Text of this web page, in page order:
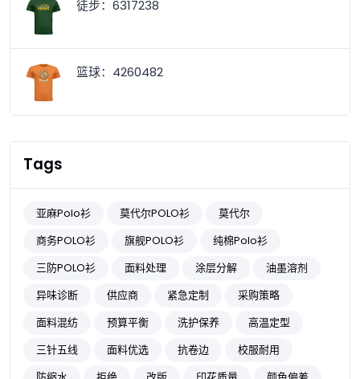
徒步：6317238
篮球：4260482
Tags
亚麻Polo衫 莫代尔POLO衫
莫代尔
商务POLO衫
旗舰POLO衫
纯棉Polo衫
三防POLO衫
面料处理 涂层分解
油墨溶剂
异味诊断
供应商 紧急定制
采购策略
面料混纺
预算平衡 洗护保养
高温定型
三针五线
面料优选 抗卷边
校服耐用